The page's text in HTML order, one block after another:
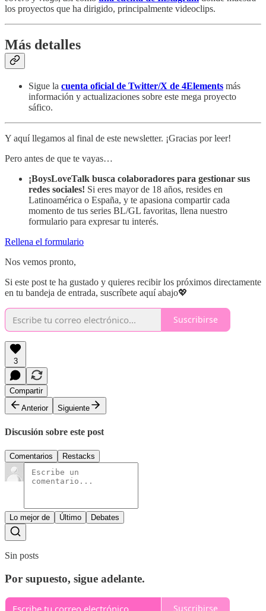
los proyectos que ha dirigido, principalmente videoclips.
Más detalles
Sigue la cuenta oficial de Twitter/X de 4Elements más
información y actualizaciones sobre este mega proyecto
sáfico.
Y aquí llegamos al final de este newsletter. ¡Gracias por leer!
Pero antes de que te vayas…
¡BoysLoveTalk busca colaboradores para gestionar sus
redes sociales! Si eres mayor de 18 años, resides en
Latinoamérica o España, y te apasiona compartir cada
momento de tus series BL/GL favoritas, llena nuestro
formulario para expresar tu interés.
Rellena el formulario
Nos vemos pronto,
Si este post te ha gustado y quieres recibir los próximos directamente
en tu bandeja de entrada, suscríbete aquí abajo💖
Suscribirse
3
Compartir
Anterior
Siguiente
Discusión sobre este post
Comentarios Restacks
Lo mejor de Último Debates
Sin posts
Por supuesto, sigue adelante.
Suscribirse